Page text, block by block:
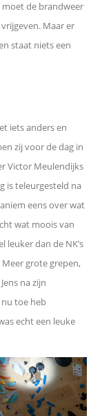
de brandweer
Maar er
staat niets een
iets anders en
zij voor de dag in
Victor Meulendijks
is teleurgesteld na
eens over wat
wat moois van
leuker dan de NK’s
grote grepen,
na zijn
toe heb
echt een leuke